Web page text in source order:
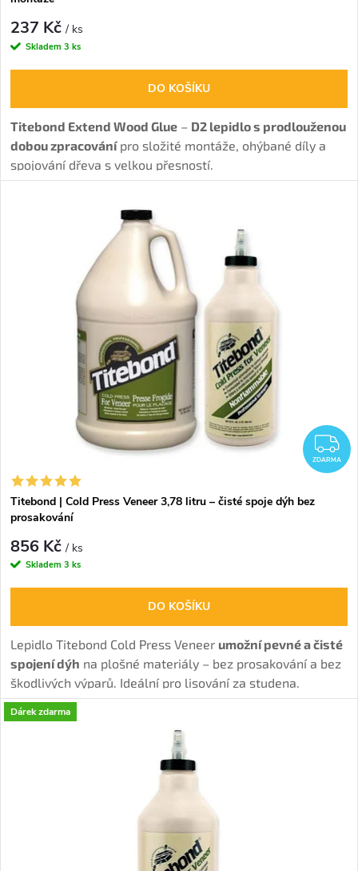
u
k
t
ů
u
k
t
ů
237 Kč/ ks
Skladem 3 ks
DO KOŠÍKU
Titebond Extend Wood Glue – D2 lepidlo s prodlouženou
dobou zpracovánípro složité montáže, ohýbané díly a
spojování dřeva s velkou přesností.
ZDARMA
Titebond | Cold Press Veneer 3,78 litru – čisté spoje dýh bez
prosakování
856 Kč/ ks
Skladem 3 ks
DO KOŠÍKU
Lepidlo Titebond Cold Press Veneer umožní pevné a čisté
spojení dýh na plošné materiály – bez prosakování a bez
škodlivých výparů. Ideální pro lisování za studena.
Dárek zdarma